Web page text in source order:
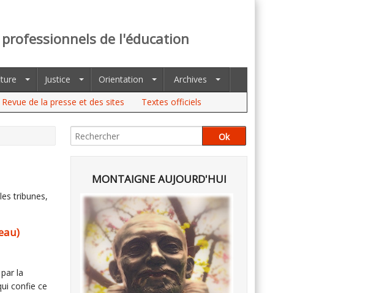
de l'éducation
Justice Orientation
Archives
Revue de la presse et des sites Textes officiels
tribunes,
la
confie ce
MONTAIGNE AUJOURD'HUI